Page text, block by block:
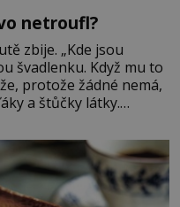
netroufl?
zbije. „Kde jsou
švadlenku. Když mu to
protože žádné nemá,
a štůčky látky.
dlouho po jeho smrti